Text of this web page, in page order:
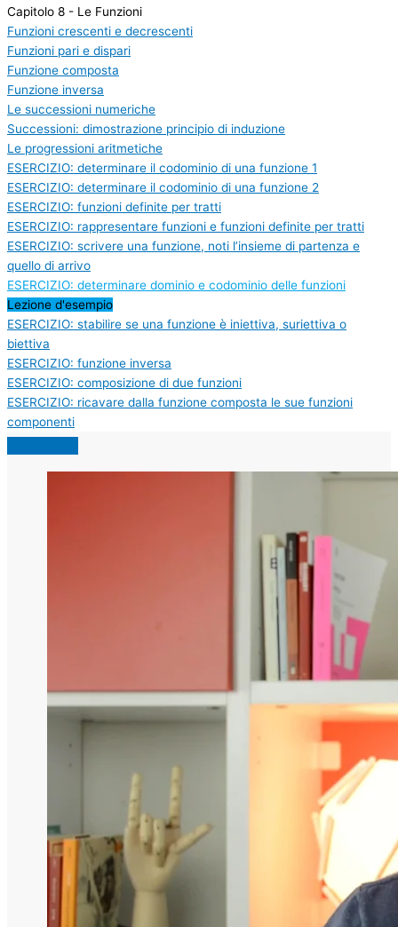
Capitolo 8 - Le Funzioni
Funzioni crescenti e decrescenti
Funzioni pari e dispari
Funzione composta
Funzione inversa
Le successioni numeriche
Successioni: dimostrazione principio di induzione
Le progressioni aritmetiche
ESERCIZIO: determinare il codominio di una funzione 1
ESERCIZIO: determinare il codominio di una funzione 2
ESERCIZIO: funzioni definite per tratti
ESERCIZIO: rappresentare funzioni e funzioni definite per tratti
ESERCIZIO: scrivere una funzione, noti l’insieme di partenza e
quello di arrivo
ESERCIZIO: determinare dominio e codominio delle funzioni
Lezione d'esempio
ESERCIZIO: stabilire se una funzione è iniettiva, suriettiva o
biettiva
ESERCIZIO: funzione inversa
ESERCIZIO: composizione di due funzioni
ESERCIZIO: ricavare dalla funzione composta le sue funzioni
componenti